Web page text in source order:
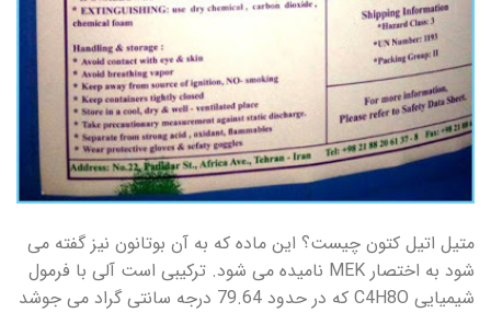
متیل اتیل کتون چیست؟ این ماده که به آن بوتانون نیز گفته می
شود به اختصار MEK نامیده می شود. ترکیبی است آلی با فرمول
شیمیایی C4H8O که در حدود 79.64 درجه سانتی گراد می جوشد